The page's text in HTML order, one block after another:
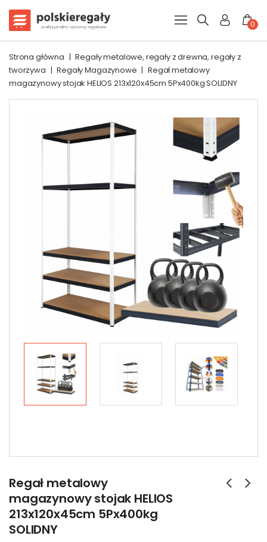
0
Strona główna | Regały metalowe, regały z drewna, regały z
tworzywa | Regały Magazynowe | Regał metalowy
magazynowy stojak HELIOS 213x120x45cm 5Px400kg SOLIDNY
Regał metalowy
magazynowy stojak HELIOS
213x120x45cm 5Px400kg
SOLIDNY